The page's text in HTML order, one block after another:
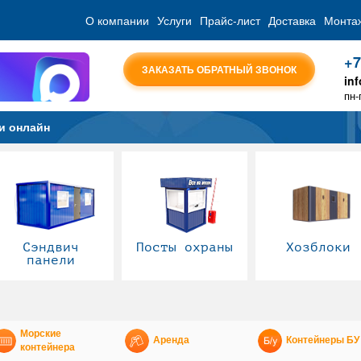
О компании Услуги Прайс-лист Доставка
ЗАКАЗАТЬ ОБРАТНЫЙ ЗВОНОК
онлайн
Сэндвич
панели
Посты охраны Хозблоки
Морские
контейнера
Аренда Контейнеры БУ